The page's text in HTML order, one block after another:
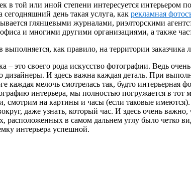
в той или иной степени интересуется
день такая услуга, как рекламная
глянцевыми журналами, риэлторскими
и многими другими организациями, а также
выполняется, как правило, на территории заказчика
– это своего рода искусство фотографии. Ведь
дизайнеры. И здесь важна каждая деталь. При
каждая мелочь смотрелась так, будто
интерьера, мы полностью погружается в
смотрим на картины и часы (если таковые
даже узнать, который час. И здесь очень
расположенных в самом дальнем углу было четко
интерьера успешной.